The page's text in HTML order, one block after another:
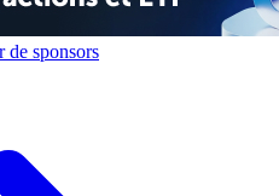
de sponsors